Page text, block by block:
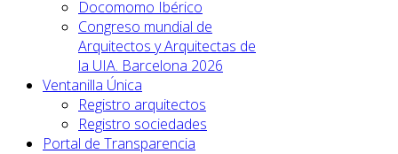
Docomomo Ibérico
Congreso mundial de
Arquitectos y Arquitectas de
la UIA. Barcelona 2026
Ventanilla Única
Registro arquitectos
Registro sociedades
Portal de Transparencia